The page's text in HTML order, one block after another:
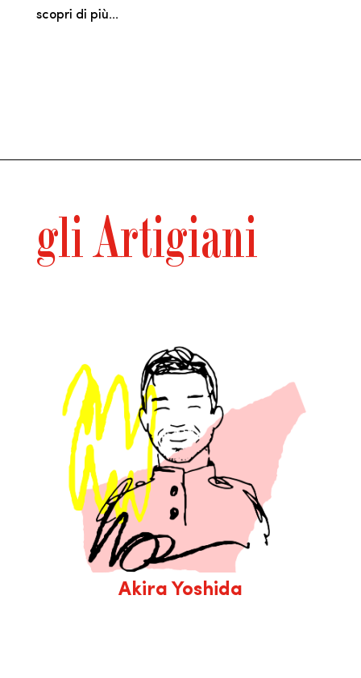
scopri di più...
gli Artigiani
Akira Yoshida